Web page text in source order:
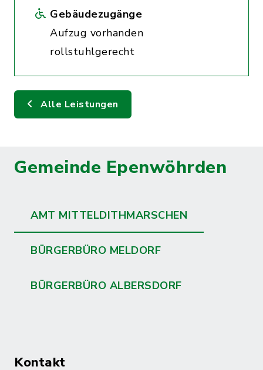
Gebäudezugänge
Aufzug vorhanden
rollstuhlgerecht
Alle Leistungen
Gemeinde Epenwöhrden
AMT MITTELDITHMARSCHEN
BÜRGERBÜRO MELDORF
BÜRGERBÜRO ALBERSDORF
Kontakt